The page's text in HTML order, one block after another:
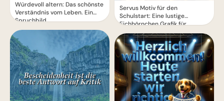
Würdevoll altern: Das schönste
Verständnis vom Leben. Ein
Spruchbild.
Servus Motiv für den
Schulstart: Eine lustige
Eichhörnchen Grafik für
WhatsApp